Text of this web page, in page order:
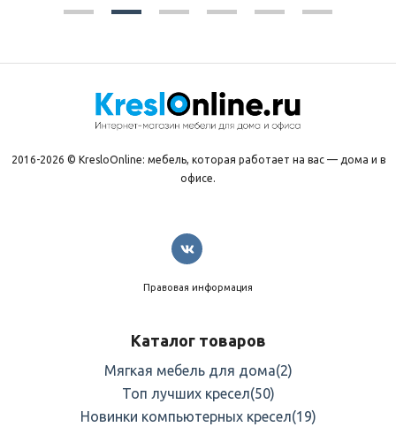
2016-2026 © KresloOnline: мебель, которая работает на вас — дома и в
офисе.
Правовая информация
Каталог товаров
Мягкая мебель для дома(2)
Топ лучших кресел(50)
Новинки компьютерных кресел(19)